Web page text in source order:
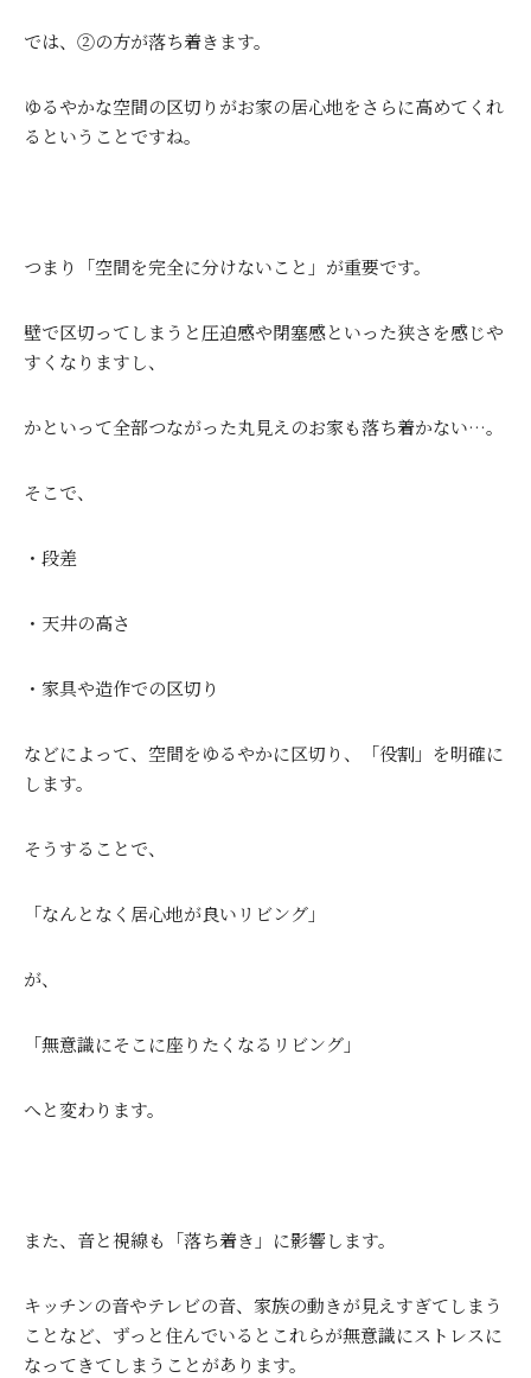
では、②の方が落ち着きます。
ゆるやかな空間の区切りがお家の居心地をさらに高めてくれ
るということですね。
つまり「空間を完全に分けないこと」が重要です。
壁で区切ってしまうと圧迫感や閉塞感といった狭さを感じや
すくなりますし、
かといって全部つながった丸見えのお家も落ち着かない…。
そこで、
・段差
・天井の高さ
・家具や造作での区切り
などによって、空間をゆるやかに区切り、「役割」を明確に
します。
そうすることで、
「なんとなく居心地が良いリビング」
が、
「無意識にそこに座りたくなるリビング」
へと変わります。
また、音と視線も「落ち着き」に影響します。
キッチンの音やテレビの音、家族の動きが見えすぎてしまう
ことなど、ずっと住んでいるとこれらが無意識にストレスに
なってきてしまうことがあります。